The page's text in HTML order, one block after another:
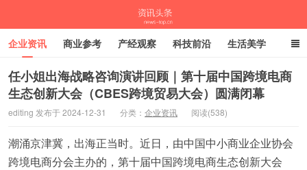
资讯头条
企业资讯 商业参考 产经观察 科技前沿 生活美学
时尚潮流 母婴亲子 专栏
任小姐出海战略咨询演讲回顾｜第十届中国跨境电商
生态创新大会（CBES跨境贸易大会）圆满闭幕
editing 发布于 2024-12-31 分类： 企业资讯 阅读(538)
潮涌京津冀，出海正当时。近日，由中国中小商业企业协会
跨境电商分会主办的，第十届中国跨境电商生态创新大会